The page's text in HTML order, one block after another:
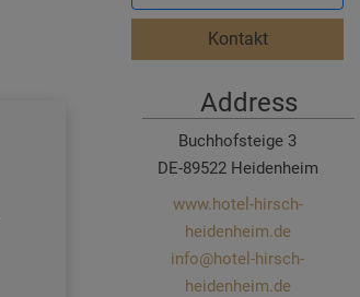
Kontakt
Address
Buchhofsteige 3
DE-89522 Heidenheim
www.hotel-hirsch-
heidenheim.de
info@hotel-hirsch-
heidenheim.de